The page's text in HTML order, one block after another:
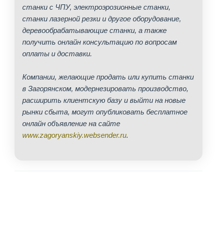
станки с ЧПУ, электроэрозионные станки,
станки лазерной резки и другое оборудование,
деревообрабатывающие станки, а также
получить онлайн консультацию по вопросам
оплаты и доставки.
Компании, желающие продать или купить станки
в Загорянском, модернезировать производство,
расширить клиентскую базу и выйти на новые
рынки сбыта, могут опубликовать бесплатное
онлайн объявление на сайте
www.zagoryanskiy.websender.ru.